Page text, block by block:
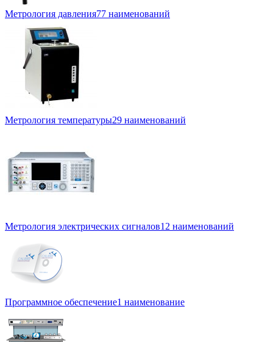
Метрология давления77 наименований
Метрология температуры29 наименований
Метрология электрических сигналов12 наименований
Программное обеспечение1 наименование